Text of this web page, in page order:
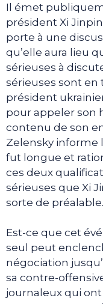
Il émet
président Xi
porte à une
qu’elle aura lieu
sérieuses à
sérieuses sont
président
pour appeler son
contenu de son
Zelensky informe
fut longue et
ces deux
sérieuses que Xi
sorte de préalable.
Est-ce que cet
seul peut
négociation
sa contre-
journaleux qui